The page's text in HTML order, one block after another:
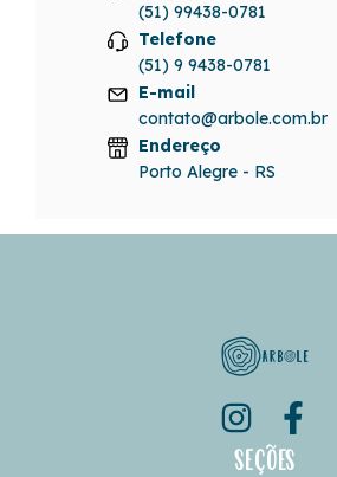
(51) 99438-0781
Telefone
(51) 9 9438-0781
E-mail
contato@arbole.com.br
Endereço
Porto Alegre - RS
Seções